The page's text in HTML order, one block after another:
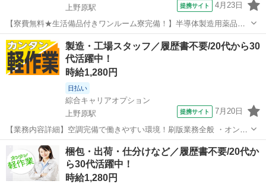
上野原駅
提携サイト 4月23日
【寮費無料★生活備品付きワンルーム寮完備！】半導体製造用薬品の
製造業務！年に2回の業績賞与あり！赴任旅費会社負担！昇給あり★マ
イカー通勤OK＆送迎あり《山梨県上野原市》 人気の工場のお仕事 ◇
半導体製造用薬品の製造業務◇ ...
山梨 上野原市 上野原駅
製造・工場スタッフ／履歴書不要/20代から30
代活躍中！
時給1,280円
日払い
綜合キャリアオプション
上野原駅
提携サイト 7月20日
【業務内容詳細】空調完備で働きやすい環境！刷版業務全般 ・オンデ
マンド印刷(オペレーター業務)・断裁(オペレーター業務)・加工(オペレ
ーター業務)・梱包・発送(手作業・ものによって重量物あり)・それら
に付随する業務 【取扱製...
上野原市 上野原駅 仕分け
梱包・出荷・仕分けなど／履歴書不要/20代か
ら30代活躍中！
時給1,280円